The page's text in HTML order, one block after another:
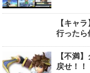
【キャ
行ったら
【不満
戻せ！！